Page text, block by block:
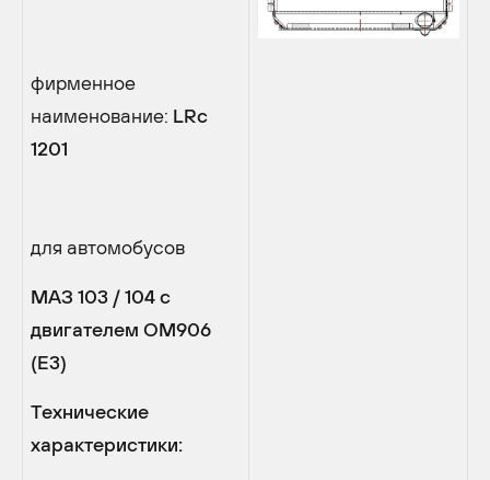
фирменное
наименование: LRc
1201
для автомобусов
МАЗ 103 / 104 с
двигателем OM906
(E3)
Технические
характеристики: